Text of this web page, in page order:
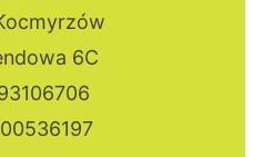
6C